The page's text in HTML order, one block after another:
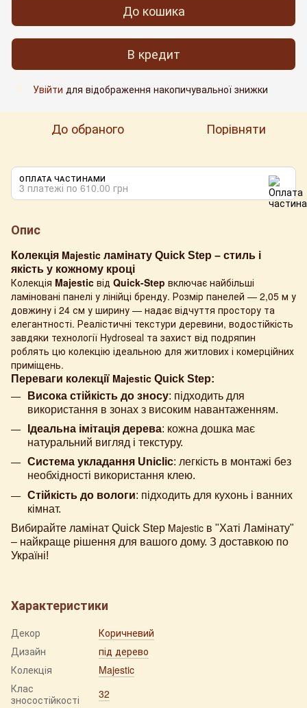
До кошика
В кредит
% Увійти для відображення накопичувальної знижки
До обраного Порівняти
ОПЛАТА ЧАСТИНАМИ
3 платежі по 610.00 грн
Опис
Колекція Majestic ламінату Quick Step – стиль і
якість у кожному кроці
Колекція Majestic від Quick-Step включає найбільші
ламіновані панелі у лінійці бренду. Розмір панелей — 2,05 м у
довжину і 24 см у ширину — надає відчуття простору та
елегантності. Реалістичні текстури деревини, водостійкість
завдяки технології Hydroseal та захист від подряпин
роблять цю колекцію ідеальною для житлових і комерційних
приміщень.
Переваги колекції Majestic Quick Step:
Висока стійкість до зносу: підходить для
використання в зонах з високим навантаженням.
Ідеальна імітація дерева: кожна дошка має
натуральний вигляд і текстуру.
Система укладання Uniclic: легкість в монтажі без
необхідності використання клею.
Стійкість до вологи: підходить для кухонь і ванних
кімнат.
Вибирайте ламінат Quick Step Majestic в "Хаті Ламінату"
– найкраще рішення для вашого дому. З доставкою по
Україні!
Характеристики
Декор
Коричневий
Дизайн
під дерево
Колекція
Majestic
Клас
зносостійкості
32